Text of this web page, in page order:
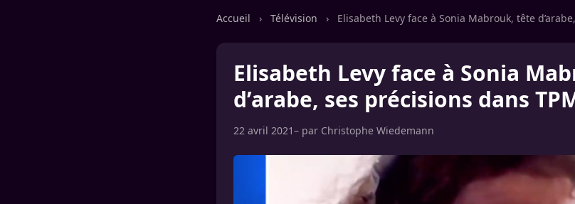
Accueil › Télévision › Elisabeth Levy face à Sonia Mabrouk, tête
Elisabeth Levy face à Sonia
d’arabe, ses précisions dans
22 avril 2021– par Christophe Wiedemann